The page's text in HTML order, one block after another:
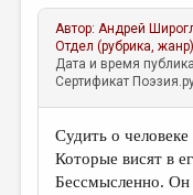
АВТОРЫ
КОММЕНТАРИИ
ЛИТСАЛОН
НОВОСТИ
ПРАВИЛА САЙТА
Автор:Андрей
Отдел (рубрика,
Дата и время
Сертификат
Судить о
Которые висят в
Бессмысленно. Он